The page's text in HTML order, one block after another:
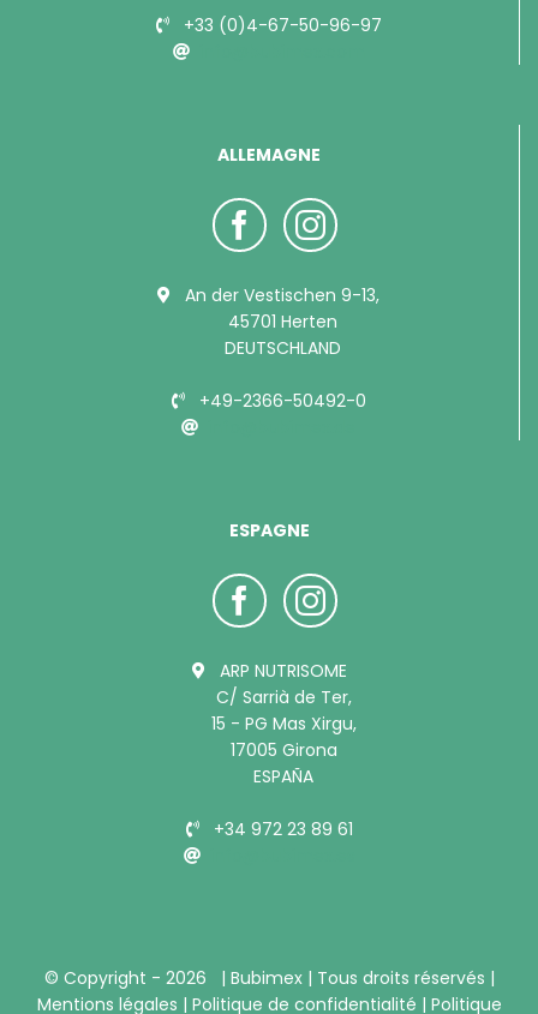
+33 (0)4-67-50-96-97
ALLEMAGNE
An der Vestischen 9-13,
45701 Herten
DEUTSCHLAND
+49-2366-50492-0
ESPAGNE
ARP NUTRISOME
C/ Sarrià de Ter,
15 - PG Mas Xirgu,
17005 Girona
ESPAÑA
+34 972 23 89 61
© Copyright - 2026 | Bubimex | Tous droits réservés |
Mentions légales | Politique de confidentialité | Politique